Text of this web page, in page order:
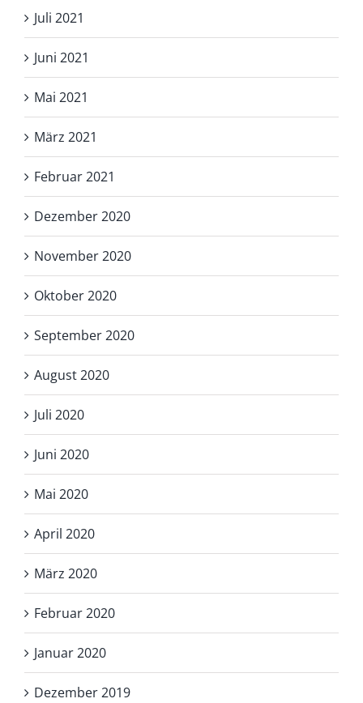
Juli 2021
Juni 2021
Mai 2021
März 2021
Februar 2021
Dezember 2020
November 2020
Oktober 2020
September 2020
August 2020
Juli 2020
Juni 2020
Mai 2020
April 2020
März 2020
Februar 2020
Januar 2020
Dezember 2019